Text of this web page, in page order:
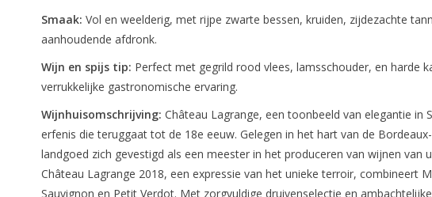
Smaak: Vol en weelderig, met rijpe zwarte bessen, kruiden, zijdezachte
aanhoudende afdronk.
Wijn en spijs tip: Perfect met gegrild rood vlees, lamsschouder, en harde
verrukkelijke gastronomische ervaring.
Wijnhuisomschrijving: Château Lagrange, een toonbeeld van elegantie in
erfenis die teruggaat tot de 18e eeuw. Gelegen in het hart van de
landgoed zich gevestigd als een meester in het produceren van wijnen van
Château Lagrange 2018, een expressie van het unieke terroir, combineert
Sauvignon en Petit Verdot. Met zorgvuldige druivenselectie en